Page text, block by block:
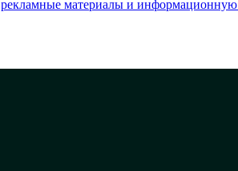
рекламные материалы и информационную